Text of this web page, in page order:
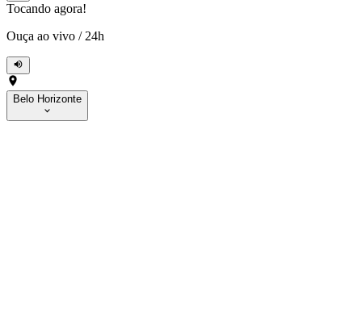
Tocando agora!
Ouça ao vivo / 24h
Belo Horizonte